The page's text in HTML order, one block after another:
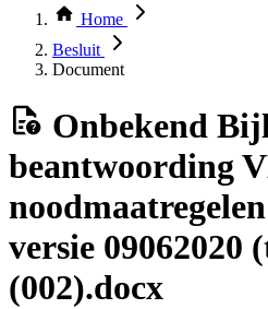
Thema COVID-19
Bekijk per bestuursorgaan
Home
Besluit
Document
Onbekend
beantwoording
versie 09062020
(002).docx